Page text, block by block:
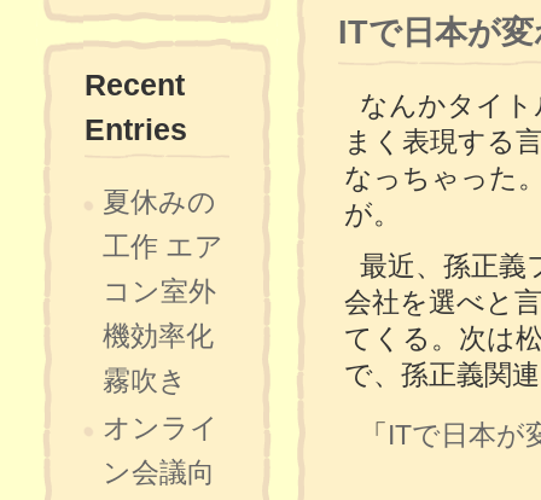
ITで日本が
なんかタイ
まく表現する
なっちゃった
が。
最近、孫正義
会社を選べと
てくる。次は
で、孫正義関
「ITで日本が
Recent
Entries
夏休みの
工作 エア
コン室外
機効率化
霧吹き
オンライ
ン会議向